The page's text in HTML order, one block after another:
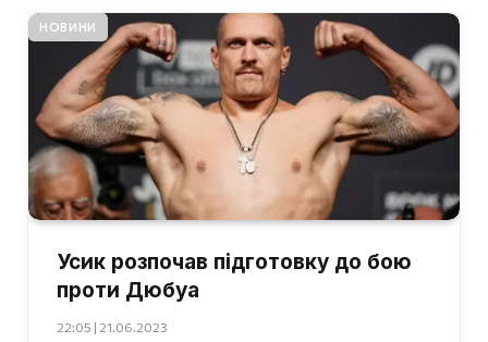
НОВИНИ
Усик розпочав підготовку до бою
проти Дюбуа
22:05 | 21.06.2023